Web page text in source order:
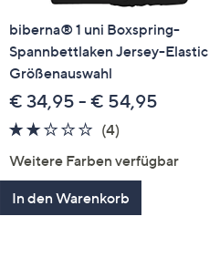
biberna® 1 uni Boxspring-
Spannbettlaken Jersey-Elastic
Größenauswahl
€ 34,95 - € 54,95
2.0
(4)
Weitere Farben verfügbar
In den Warenkorb